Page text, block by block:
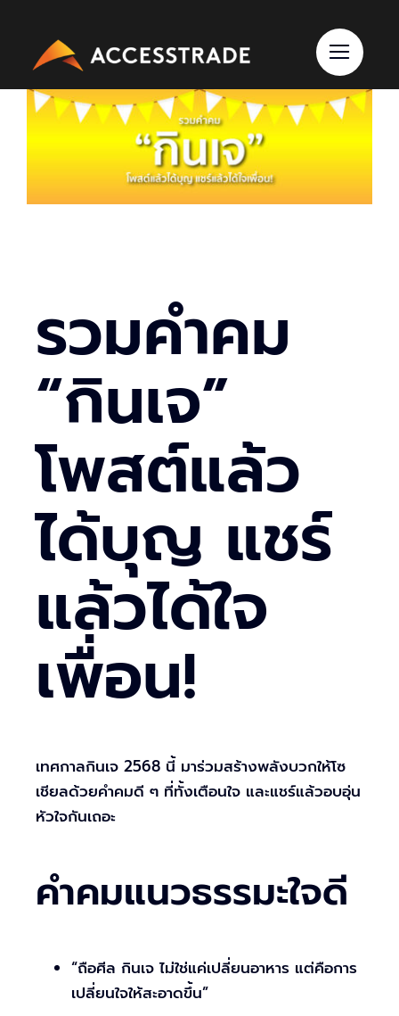
content
รวมคำคม
“กินเจ”
โพสต์แล้ว
ได้บุญ แชร์
แล้วได้ใจ
เพื่อน!
เทศกาลกินเจ 2568 นี้ มาร่วมสร้างพลังบวกให้โซ
เชียลด้วยคำคมดี ๆ ที่ทั้งเตือนใจ และแชร์แล้วอบอุ่น
หัวใจกันเถอะ
คำคมแนวธรรมะใจดี
“ถือศีล กินเจ ไม่ใช่แค่เปลี่ยนอาหาร แต่คือการ
เปลี่ยนใจให้สะอาดขึ้น”